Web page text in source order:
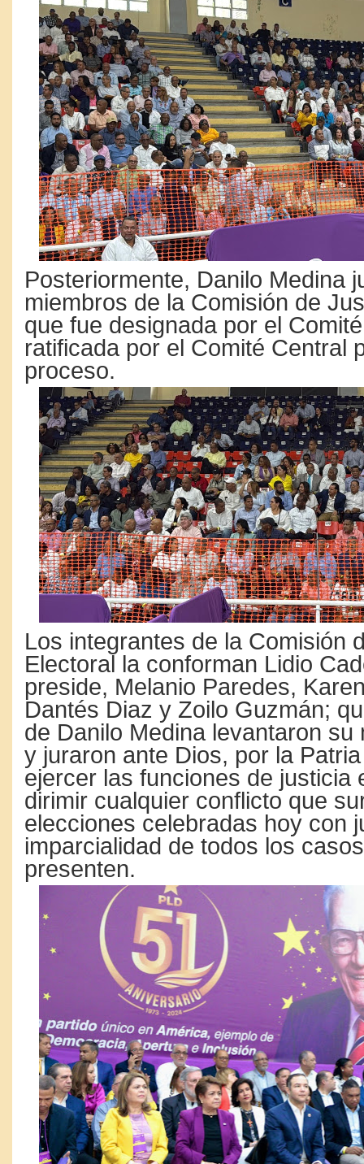
Posteriormente, Danilo Medina
miembros de la Comisión de
que fue designada por el
ratificada por el Comité Central
proceso.
Los integrantes de la Comisión
Electoral la conforman Lidio
preside, Melanio Paredes,
Dantés Diaz y Zoilo Guzmán;
de Danilo Medina levantaron su
y juraron ante Dios, por la
ejercer las funciones de justicia
dirimir cualquier conflicto que
elecciones celebradas hoy con
imparcialidad de todos los
presenten.